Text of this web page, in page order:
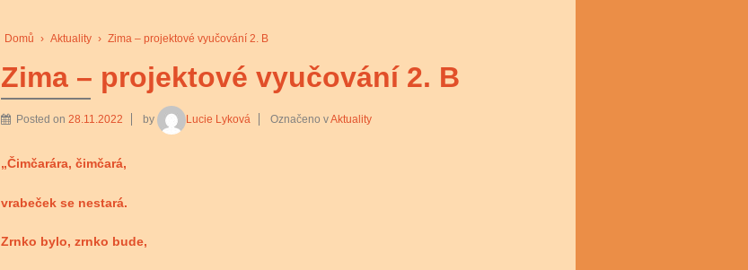
Domů › Aktuality › Zima – projektové vyučování 2. B
Zima – projektové vyučování 2. B
Posted on28.11.2022 by Lucie Lyková Označeno vAktuality
„Čimčarára, čimčará,
vrabeček se nestará.
Zrnko bylo, zrnko bude,